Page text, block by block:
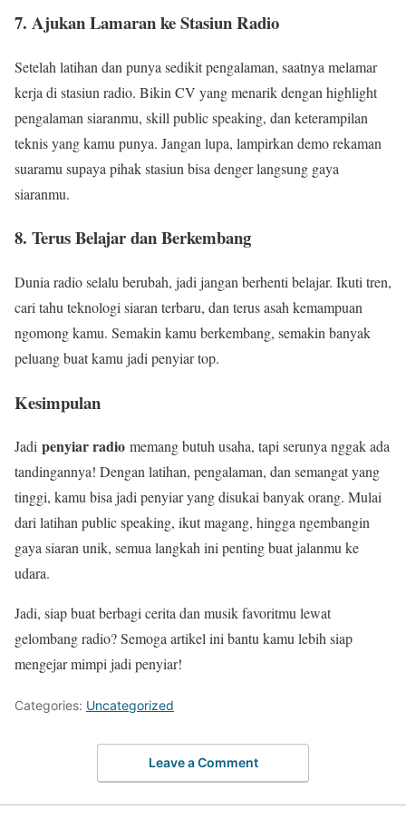
7. Ajukan Lamaran ke Stasiun Radio
Setelah latihan dan punya sedikit pengalaman, saatnya melamar
kerja di stasiun radio. Bikin CV yang menarik dengan highlight
pengalaman siaranmu, skill public speaking, dan keterampilan
teknis yang kamu punya. Jangan lupa, lampirkan demo rekaman
suaramu supaya pihak stasiun bisa denger langsung gaya
siaranmu.
8. Terus Belajar dan Berkembang
Dunia radio selalu berubah, jadi jangan berhenti belajar. Ikuti tren,
cari tahu teknologi siaran terbaru, dan terus asah kemampuan
ngomong kamu. Semakin kamu berkembang, semakin banyak
peluang buat kamu jadi penyiar top.
Kesimpulan
Jadi penyiar radio memang butuh usaha, tapi serunya nggak ada
tandingannya! Dengan latihan, pengalaman, dan semangat yang
tinggi, kamu bisa jadi penyiar yang disukai banyak orang. Mulai
dari latihan public speaking, ikut magang, hingga ngembangin
gaya siaran unik, semua langkah ini penting buat jalanmu ke
udara.
Jadi, siap buat berbagi cerita dan musik favoritmu lewat
gelombang radio? Semoga artikel ini bantu kamu lebih siap
mengejar mimpi jadi penyiar!
Categories: Uncategorized
Leave a Comment